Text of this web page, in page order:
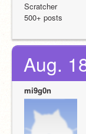
Scratcher
500+ posts
Aug.
mi9g0n